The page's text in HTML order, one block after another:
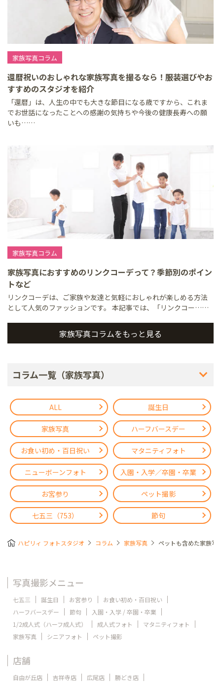
家族写真コラム
還暦祝いのおしゃれな家族写真を撮るなら！服装選びやお
すすめのスタジオを紹介
「還暦」は、人生の中でも大きな節目になる歳ですから、これま
でお世話になったことへの感謝の気持ちや今後の健康長寿への願
いも……
家族写真コラム
家族写真におすすめのリンクコーデって？季節別のポイン
トなど
リンクコーデは、ご家族や友達と気軽におしゃれが楽しめる方法
として人気のファッションです。 本記事では、「リンクコー……
家族写真コラムをもっと見る
コラム一覧（家族写真）
ALL 誕生日
家族写真 ハーフバースデー
お食い初め・百日祝い マタニティフォト
ニューボーンフォト 入園・入学／卒園・卒業
お宮参り ペット撮影
七五三（753） 節句
ハピリィ フォトスタジオ コラム 家族写真 ペットも含めた家族写
写真撮影メニュー
七五三 誕生日 お宮参り
お食い初め・百日祝い
ハーフバースデー
節句
入園・入学 / 卒園・卒業
1/2成人式（ハーフ成人式）
成人式フォト
マタニティフォト
家族写真
シニアフォト ペット撮影
店舗
自由が丘店 吉祥寺店 広尾店
勝どき店